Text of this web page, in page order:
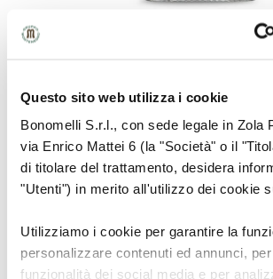
Questo sito web utilizza i cookie
Bonomelli S.r.l., con sede legale in Zola
via Enrico Mattei 6 (la "Società" o il
di titolare del trattamento, desidera
"Utenti") in merito all'utilizzo dei cookie
Utilizziamo i cookie per garantire la
personalizzare contenuti ed annunci,
funzionalità dei social media e per
Erba aromatica mediterranea,
arrivare fino ai 40 cm di altezza con
MODO D'USO